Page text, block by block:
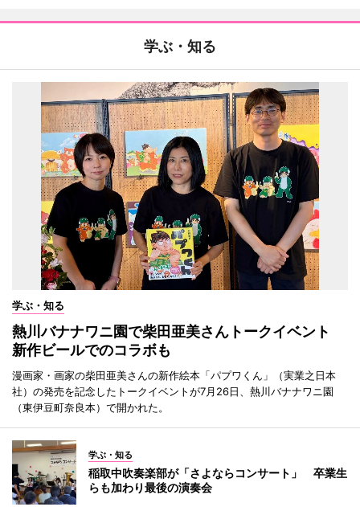
学ぶ・知る
学ぶ・知る
熱川バナナワニ園で柴田亜美さんトークイベント
新作ビールでのコラボも
漫画家・画家の柴田亜美さんの新作絵本「パプワくん」（実業之日本
社）の発売を記念したトークイベントが7月26日、熱川バナナワニ園
（東伊豆町奈良本）で開かれた。
学ぶ・知る
稲取中吹奏楽部が「さよならコンサート」 卒業生
らも加わり最後の演奏会